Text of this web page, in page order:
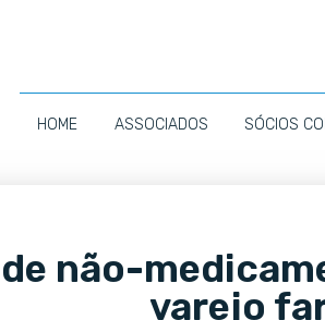
HOME ASSOCIADOS SÓCIOS
não-
varejo